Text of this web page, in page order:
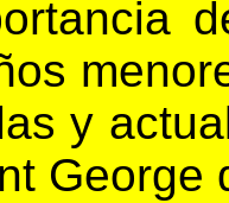
y
George